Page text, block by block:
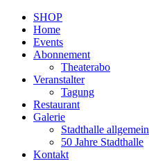
SHOP
Home
Events
Abonnement
Theaterabo
Veranstalter
Tagung
Restaurant
Galerie
Stadthalle allgemein
50 Jahre Stadthalle
Kontakt